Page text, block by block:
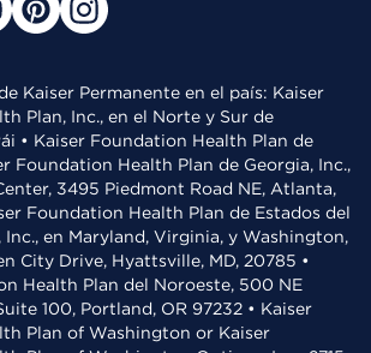
Kaiser Permanente en el país: Kaiser
Plan, Inc., en el Norte y Sur de
• Kaiser Foundation Health Plan de
Foundation Health Plan de Georgia, Inc.,
3495 Piedmont Road NE, Atlanta,
Foundation Health Plan de Estados del
en Maryland, Virginia, y Washington,
City Drive, Hyattsville, MD, 20785 •
Health Plan del Noroeste, 500 NE
100, Portland, OR 97232 • Kaiser
Plan of Washington or Kaiser